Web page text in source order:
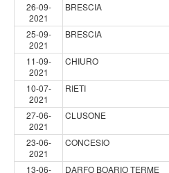
26-09-
2021
BRESCIA
25-09-
2021
BRESCIA
11-09-
2021
CHIURO
10-07-
2021
RIETI
27-06-
2021
CLUSONE
23-06-
2021
CONCESIO
13-06-
DARFO BOARIO TERME